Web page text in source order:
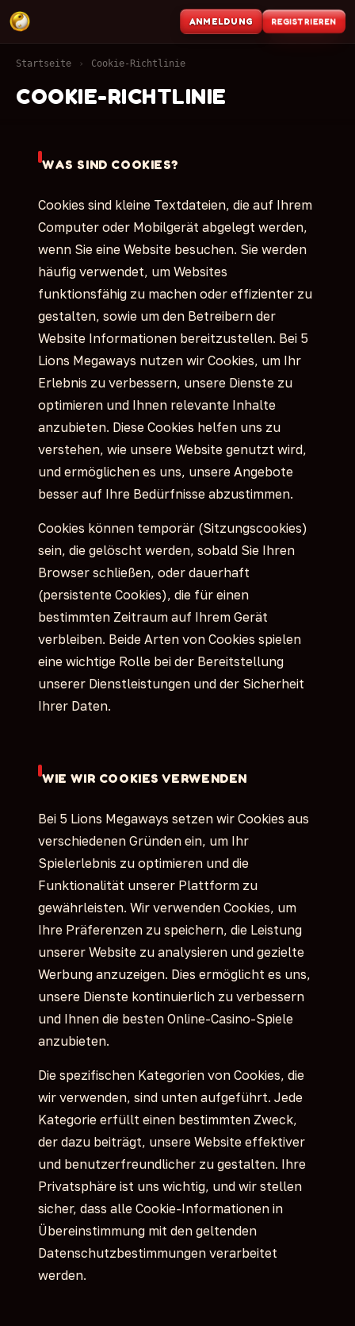
ANMELDUNG REGISTRIEREN
Startseite › Cookie-Richtlinie
COOKIE-RICHTLINIE
WAS SIND COOKIES?
Cookies sind kleine Textdateien, die auf Ihrem
Computer oder Mobilgerät abgelegt werden,
wenn Sie eine Website besuchen. Sie werden
häufig verwendet, um Websites
funktionsfähig zu machen oder effizienter zu
gestalten, sowie um den Betreibern der
Website Informationen bereitzustellen. Bei 5
Lions Megaways nutzen wir Cookies, um Ihr
Erlebnis zu verbessern, unsere Dienste zu
optimieren und Ihnen relevante Inhalte
anzubieten. Diese Cookies helfen uns zu
verstehen, wie unsere Website genutzt wird,
und ermöglichen es uns, unsere Angebote
besser auf Ihre Bedürfnisse abzustimmen.
Cookies können temporär (Sitzungscookies)
sein, die gelöscht werden, sobald Sie Ihren
Browser schließen, oder dauerhaft
(persistente Cookies), die für einen
bestimmten Zeitraum auf Ihrem Gerät
verbleiben. Beide Arten von Cookies spielen
eine wichtige Rolle bei der Bereitstellung
unserer Dienstleistungen und der Sicherheit
Ihrer Daten.
WIE WIR COOKIES VERWENDEN
Bei 5 Lions Megaways setzen wir Cookies aus
verschiedenen Gründen ein, um Ihr
Spielerlebnis zu optimieren und die
Funktionalität unserer Plattform zu
gewährleisten. Wir verwenden Cookies, um
Ihre Präferenzen zu speichern, die Leistung
unserer Website zu analysieren und gezielte
Werbung anzuzeigen. Dies ermöglicht es uns,
unsere Dienste kontinuierlich zu verbessern
und Ihnen die besten Online-Casino-Spiele
anzubieten.
Die spezifischen Kategorien von Cookies, die
wir verwenden, sind unten aufgeführt. Jede
Kategorie erfüllt einen bestimmten Zweck,
der dazu beiträgt, unsere Website effektiver
und benutzerfreundlicher zu gestalten. Ihre
Privatsphäre ist uns wichtig, und wir stellen
sicher, dass alle Cookie-Informationen in
Übereinstimmung mit den geltenden
Datenschutzbestimmungen verarbeitet
werden.